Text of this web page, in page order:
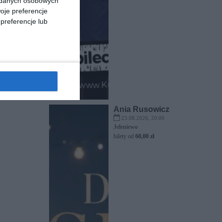
preferencje
lub
Ania Rusowicz
23.08.2026, 20:00
Jeleniewo
bilety od 60,00 zł